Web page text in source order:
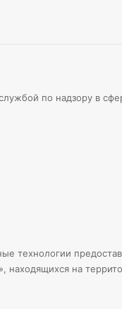
по надзору в
технологии
находящихся на